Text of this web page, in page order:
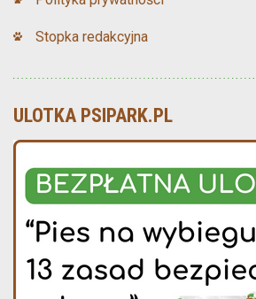
Stopka redakcyjna
ULOTKA PSIPARK.PL